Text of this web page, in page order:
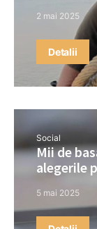
2 mai 2025
Detalii
Social
Mii de
alegerile
5 mai 2025